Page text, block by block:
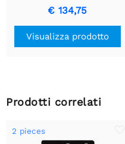
€ 134,75
Visualizza prodotto
Prodotti correlati
2 pieces